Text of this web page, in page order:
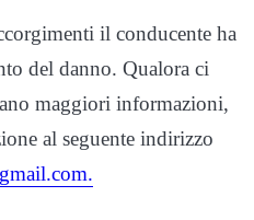
il conducente ha
del danno. Qualora ci
maggiori informazioni,
al seguente indirizzo